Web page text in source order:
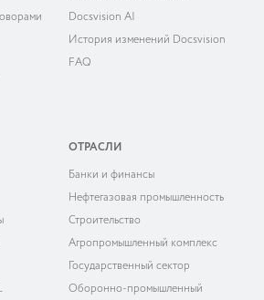
Docsvision AI
История изменений Docsvision
FAQ
ОТРАСЛИ
Банки и финансы
Нефтегазовая промышленность
Строительство
Агропромышленный комплекс
Государственный сектор
Оборонно-промышленный